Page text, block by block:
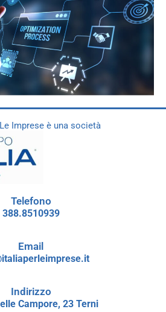
Imprese è una società
Telefono
388.8510939
Email
Indirizzo
Campore, 23 Terni